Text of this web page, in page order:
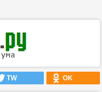
TW OK